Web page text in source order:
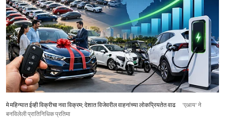
मे महिन्यात ईव्ही विक्रीचा नवा विक्रम; देशात विजेवरील वाहनांच्या लोकप्रियतेत वाढ
'एआय' ने
बनविलेली प्रातिनिधिक प्रतिमा